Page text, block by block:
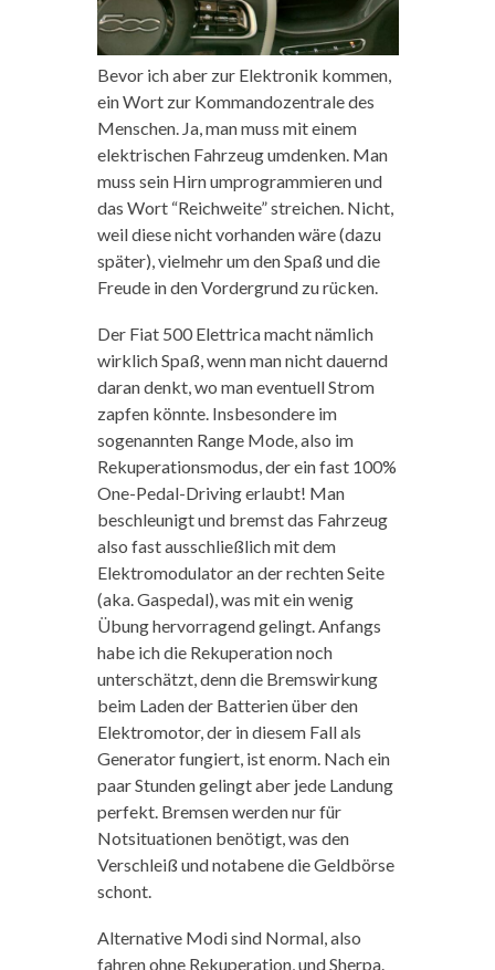
Bevor ich aber zur Elektronik kommen,
ein Wort zur Kommandozentrale des
Menschen. Ja, man muss mit einem
elektrischen Fahrzeug umdenken. Man
muss sein Hirn umprogrammieren und
das Wort “Reichweite” streichen. Nicht,
weil diese nicht vorhanden wäre (dazu
später), vielmehr um den Spaß und die
Freude in den Vordergrund zu rücken.
Der Fiat 500 Elettrica macht nämlich
wirklich Spaß, wenn man nicht dauernd
daran denkt, wo man eventuell Strom
zapfen könnte. Insbesondere im
sogenannten Range Mode, also im
Rekuperationsmodus, der ein fast 100%
One-Pedal-Driving erlaubt! Man
beschleunigt und bremst das Fahrzeug
also fast ausschließlich mit dem
Elektromodulator an der rechten Seite
(aka. Gaspedal), was mit ein wenig
Übung hervorragend gelingt. Anfangs
habe ich die Rekuperation noch
unterschätzt, denn die Bremswirkung
beim Laden der Batterien über den
Elektromotor, der in diesem Fall als
Generator fungiert, ist enorm. Nach ein
paar Stunden gelingt aber jede Landung
perfekt. Bremsen werden nur für
Notsituationen benötigt, was den
Verschleiß und notabene die Geldbörse
schont.
Alternative Modi sind Normal, also
fahren ohne Rekuperation, und Sherpa.